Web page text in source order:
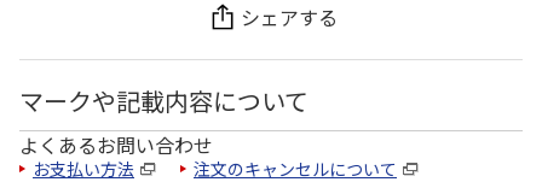
シェアする
マークや記載内容について
よくあるお問い合わせ
お支払い方法 注文のキャンセルについて